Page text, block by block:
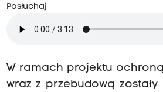
Posłuchaj
W ramach projektu
wraz z przebudową zostały